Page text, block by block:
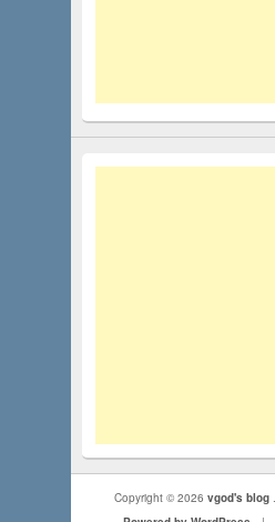
Copyright © 2026 vgod's blog